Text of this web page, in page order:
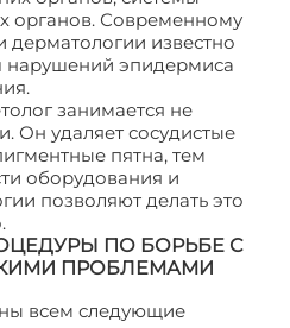
органов. Современному
дерматологии известно
нарушений эпидермиса
занимается не
Он удаляет сосудистые
пятна, тем
оборудования и
позволяют делать это
ПО БОРЬБЕ С
ПРОБЛЕМАМИ
всем следующие